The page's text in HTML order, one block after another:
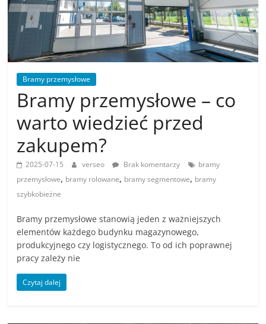
Bramy przemysłowe
Bramy przemysłowe – co
warto wiedzieć przed
zakupem?
2025-07-15 verseo Brak komentarzy
bramy
przemysłowe, bramy rolowane, bramy segmentowe, bramy
szybkobieżne
Bramy przemysłowe stanowią jeden z ważniejszych
elementów każdego budynku magazynowego,
produkcyjnego czy logistycznego. To od ich poprawnej
pracy zależy nie
Czytaj dalej